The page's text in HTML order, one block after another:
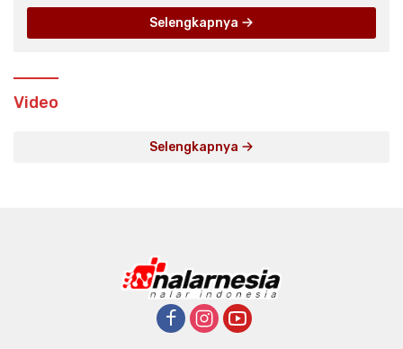
Selengkapnya
Video
Selengkapnya